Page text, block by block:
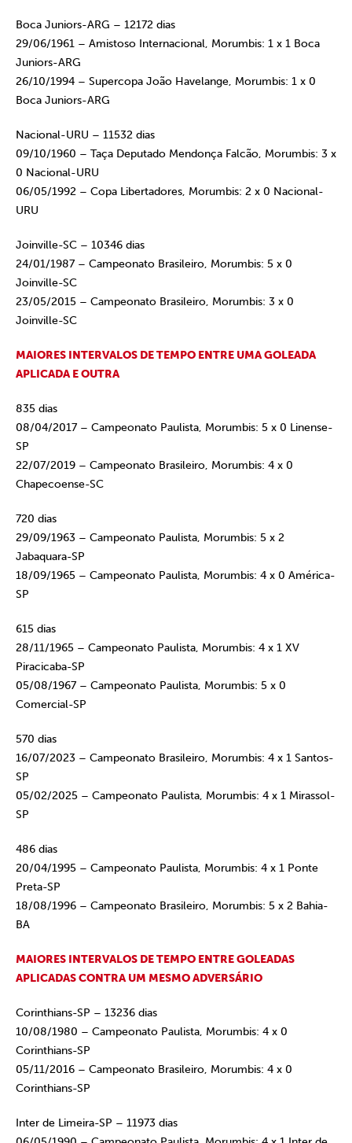
Boca Juniors-ARG – 12172 dias
29/06/1961 – Amistoso Internacional, Morumbis: 1 x 1 Boca
Juniors-ARG
26/10/1994 – Supercopa João Havelange, Morumbis: 1 x 0
Boca Juniors-ARG
Nacional-URU – 11532 dias
09/10/1960 – Taça Deputado Mendonça Falcão, Morumbis: 3 x
0 Nacional-URU
06/05/1992 – Copa Libertadores, Morumbis: 2 x 0 Nacional-
URU
Joinville-SC – 10346 dias
24/01/1987 – Campeonato Brasileiro, Morumbis: 5 x 0
Joinville-SC
23/05/2015 – Campeonato Brasileiro, Morumbis: 3 x 0
Joinville-SC
MAIORES INTERVALOS DE TEMPO ENTRE UMA GOLEADA
APLICADA E OUTRA
835 dias
08/04/2017 – Campeonato Paulista, Morumbis: 5 x 0 Linense-
SP
22/07/2019 – Campeonato Brasileiro, Morumbis: 4 x 0
Chapecoense-SC
720 dias
29/09/1963 – Campeonato Paulista, Morumbis: 5 x 2
Jabaquara-SP
18/09/1965 – Campeonato Paulista, Morumbis: 4 x 0 América-
SP
615 dias
28/11/1965 – Campeonato Paulista, Morumbis: 4 x 1 XV
Piracicaba-SP
05/08/1967 – Campeonato Paulista, Morumbis: 5 x 0
Comercial-SP
570 dias
16/07/2023 – Campeonato Brasileiro, Morumbis: 4 x 1 Santos-
SP
05/02/2025 – Campeonato Paulista, Morumbis: 4 x 1 Mirassol-
SP
486 dias
20/04/1995 – Campeonato Paulista, Morumbis: 4 x 1 Ponte
Preta-SP
18/08/1996 – Campeonato Brasileiro, Morumbis: 5 x 2 Bahia-
BA
MAIORES INTERVALOS DE TEMPO ENTRE GOLEADAS
APLICADAS CONTRA UM MESMO ADVERSÁRIO
Corinthians-SP – 13236 dias
10/08/1980 – Campeonato Paulista, Morumbis: 4 x 0
Corinthians-SP
05/11/2016 – Campeonato Brasileiro, Morumbis: 4 x 0
Corinthians-SP
Inter de Limeira-SP – 11973 dias